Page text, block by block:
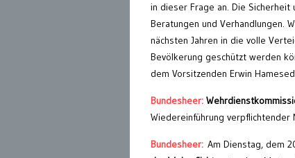
in dieser Frage an. Die
Beratungen und Verhandlungen.
nächsten Jahren in die volle
Bevölkerung geschützt werden
dem Vorsitzenden Erwin
Bundesheer:
Wiedereinführung verpflichtender
Bundesheer: Am Dienstag, dem